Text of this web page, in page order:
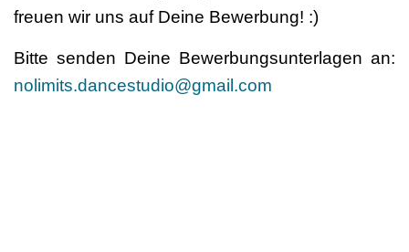
freuen wir uns auf Deine Bewerbung! :)
Bitte senden Deine Bewerbungsunterlagen an:
nolimits.dancestudio@gmail.com